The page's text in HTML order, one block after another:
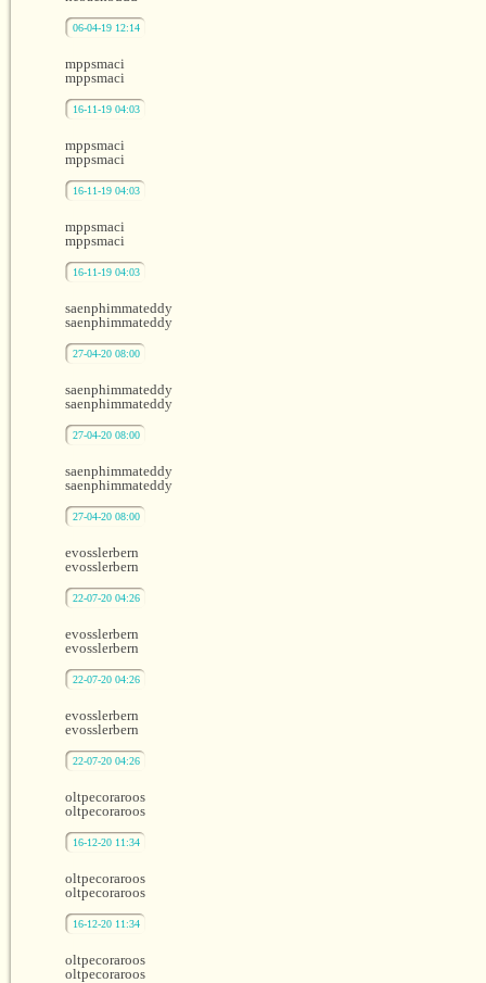
06-04-19 12:14
mppsmaci
mppsmaci
16-11-19 04:03
mppsmaci
mppsmaci
16-11-19 04:03
mppsmaci
mppsmaci
16-11-19 04:03
saenphimmateddy
saenphimmateddy
27-04-20 08:00
saenphimmateddy
saenphimmateddy
27-04-20 08:00
saenphimmateddy
saenphimmateddy
27-04-20 08:00
evosslerbern
evosslerbern
22-07-20 04:26
evosslerbern
evosslerbern
22-07-20 04:26
evosslerbern
evosslerbern
22-07-20 04:26
oltpecoraroos
oltpecoraroos
16-12-20 11:34
oltpecoraroos
oltpecoraroos
16-12-20 11:34
oltpecoraroos
oltpecoraroos